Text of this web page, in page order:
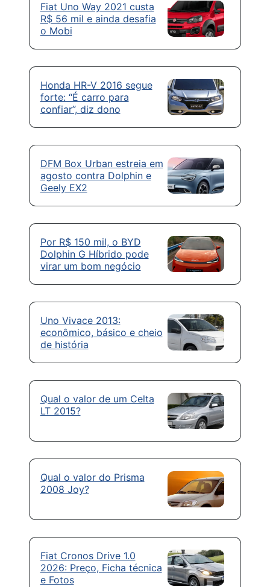
Fiat Uno Way 2021 custa
R$ 56 mil e ainda desafia
o Mobi
Honda HR-V 2016 segue
forte: “É carro para
confiar”, diz dono
DFM Box Urban estreia em
agosto contra Dolphin e
Geely EX2
Por R$ 150 mil, o BYD
Dolphin G Híbrido pode
virar um bom negócio
Uno Vivace 2013:
econômico, básico e cheio
de história
Qual o valor de um Celta
LT 2015?
Qual o valor do Prisma
2008 Joy?
Fiat Cronos Drive 1.0
2026: Preço, Ficha técnica
e Fotos